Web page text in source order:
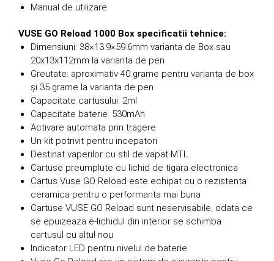
Manual de utilizare
VUSE GO Reload 1000 Box specificatii tehnice:
Dimensiuni: 38×13.9×59.6mm varianta de Box sau
20x13x112mm la varianta de pen
Greutate: aproximativ 40 grame pentru varianta de box
și 35 grame la varianta de pen
Capacitate cartusului: 2ml
Capacitate baterie: 530mAh
Activare automata prin tragere
Un kit potrivit pentru incepatori
Destinat vaperilor cu stil de vapat MTL
Cartuse preumplute cu lichid de tigara electronica
Cartus Vuse GO Reload este echipat cu o rezistenta
ceramica pentru o performanta mai buna
Cartuse VUSE GO Reload sunt neservisabile, odata ce
se epuizeaza e-lichidul din interior se schimba
cartusul cu altul nou
Indicator LED pentru nivelul de baterie